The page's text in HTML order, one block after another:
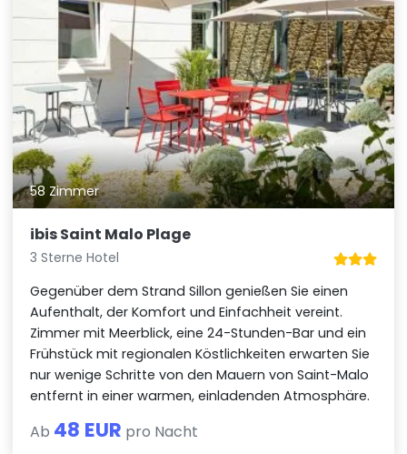
58 Zimmer
ibis Saint Malo Plage
3 Sterne Hotel
Gegenüber dem Strand Sillon genießen Sie einen
Aufenthalt, der Komfort und Einfachheit vereint.
Zimmer mit Meerblick, eine 24-Stunden-Bar und ein
Frühstück mit regionalen Köstlichkeiten erwarten Sie
nur wenige Schritte von den Mauern von Saint-Malo
entfernt in einer warmen, einladenden Atmosphäre.
Ab 48 EUR pro Nacht